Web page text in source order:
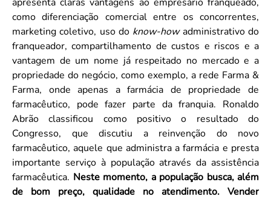
como diferenciação comercial entre os concorrentes,
marketing coletivo, uso do know-howadministrativo do
franqueador, compartilhamento de custos e riscos e a
vantagem de um nome já respeitado no mercado e a
propriedade do negócio, como exemplo, a rede Farma &
Farma, onde apenas a farmácia de propriedade de
farmacêutico, pode fazer parte da franquia. Ronaldo
Abrão classificou como positivo o resultado do
Congresso, que discutiu a reinvenção do novo
farmacêutico, aquele que administra a farmácia e presta
importante serviço à população através da assistência
farmacêutica. Neste momento, a população busca, além
de bom preço, qualidade no atendimento. Vender